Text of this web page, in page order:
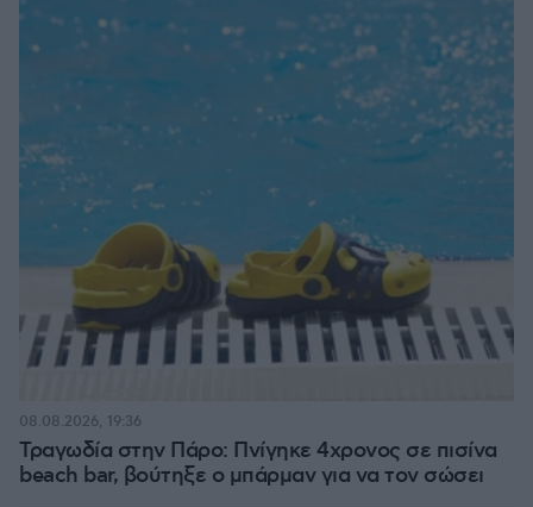
Τραγωδία στην Πάρο: Πνίγηκε 4χρονος σε πισίνα
beach bar, βούτηξε ο μπάρμαν για να τον σώσει
08.08.2026, 19:36